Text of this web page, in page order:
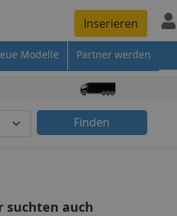
Inserieren
Modelle Partner werden
Finden
suchten auch